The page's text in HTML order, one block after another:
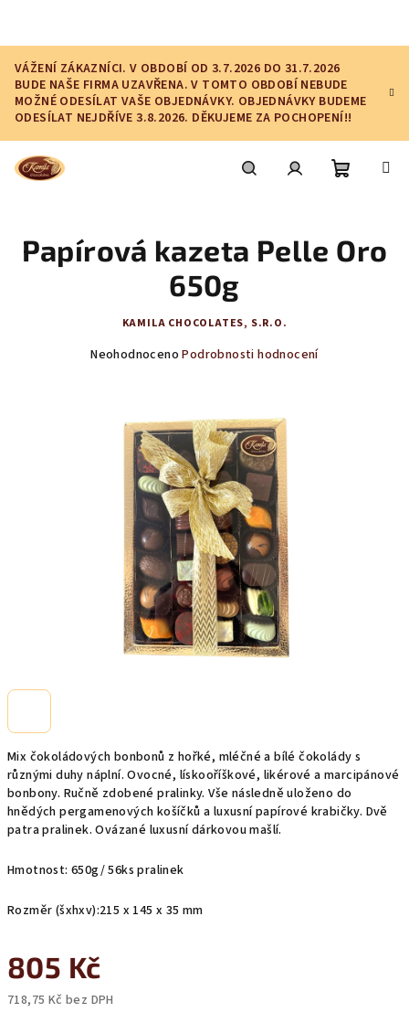
obsah
VÁŽENÍ ZÁKAZNÍCI. V OBDOBÍ OD 3.7.2026 DO 31.7.2026
BUDE NAŠE FIRMA UZAVŘENA. V TOMTO OBDOBÍ NEBUDE
MOŽNÉ ODESÍLAT VAŠE OBJEDNÁVKY. OBJEDNÁVKY BUDEME
ODESÍLAT NEJDŘÍVE 3.8.2026. DĚKUJEME ZA POCHOPENÍ!!
košík
Mix čokoládových bonbonů z hořké, mléčné a bílé čokolády s
různými duhy náplní. Ovocné, lískooříškové, likérové a marcipánové
bonbony. Ručně zdobené pralinky. Vše následně uloženo do
hnědých pergamenových košíčků a luxusní papírové krabičky. Dvě
patra pralinek. Ovázané luxusní dárkovou mašlí.
Hmotnost: 650g/ 56ks pralinek
Rozměr (šxhxv):215 x 145 x 35 mm
805 Kč
718,75 Kč bez DPH
Papírová kazeta Pelle Oro
650g
KAMILA CHOCOLATES, S.R.O.
Průměrné
hvězdiček.
Neohodnoceno Podrobnosti hodnocení